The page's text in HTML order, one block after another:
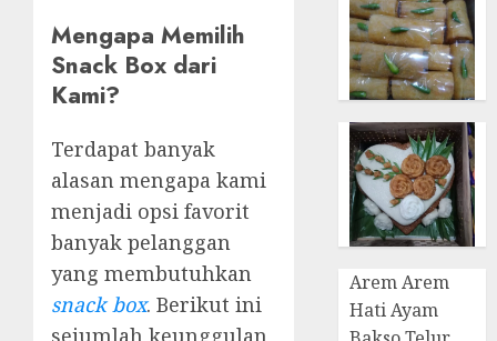
Mengapa Memilih
Snack Box dari
Kami?
Terdapat banyak
alasan mengapa kami
menjadi opsi favorit
banyak pelanggan
yang membutuhkan
snack box. Berikut ini
sejumlah keunggulan
Arem Arem
Hati Ayam